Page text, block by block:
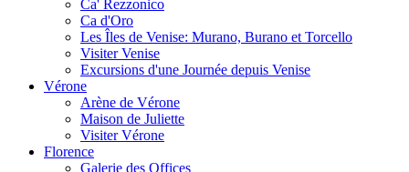
Ca' Rezzonico
Ca d'Oro
Les Îles de Venise: Murano, Burano et Torcello
Visiter Venise
Excursions d'une Journée depuis Venise
Vérone
Arène de Vérone
Maison de Juliette
Visiter Vérone
Florence
Galerie des Offices